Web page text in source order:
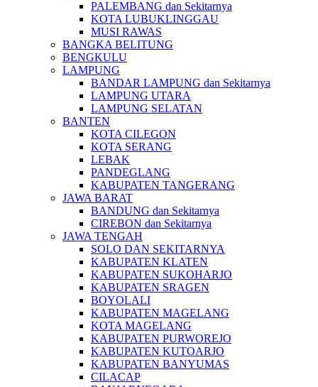
PALEMBANG dan Sekitarnya
KOTA LUBUKLINGGAU
MUSI RAWAS
BANGKA BELITUNG
BENGKULU
LAMPUNG
BANDAR LAMPUNG dan Sekitarnya
LAMPUNG UTARA
LAMPUNG SELATAN
BANTEN
KOTA CILEGON
KOTA SERANG
LEBAK
PANDEGLANG
KABUPATEN TANGERANG
JAWA BARAT
BANDUNG dan Sekitarnya
CIREBON dan Sekitarnya
JAWA TENGAH
SOLO DAN SEKITARNYA
KABUPATEN KLATEN
KABUPATEN SUKOHARJO
KABUPATEN SRAGEN
BOYOLALI
KABUPATEN MAGELANG
KOTA MAGELANG
KABUPATEN PURWOREJO
KABUPATEN KUTOARJO
KABUPATEN BANYUMAS
CILACAP